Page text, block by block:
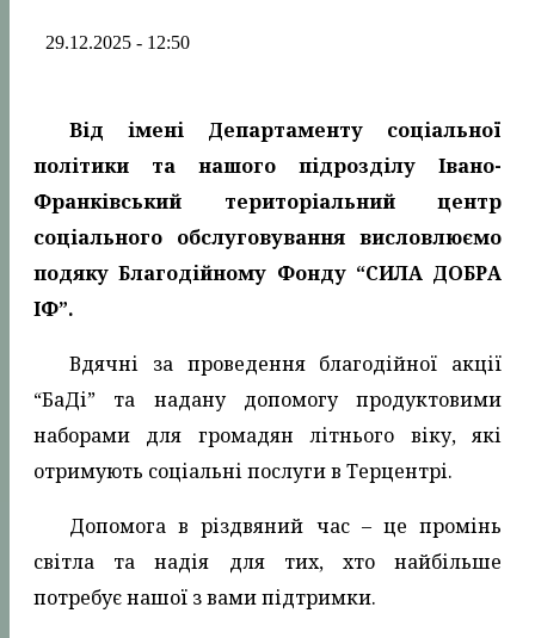
29.12.2025 - 12:50
Від імені Департаменту соціальної
політики та нашого підрозділу Івано-
Франківський територіальний центр
соціального обслуговування висловлюємо
подяку Благодійному Фонду “СИЛА ДОБРА
ІФ”.
Вдячні за проведення благодійної акції
“БаДі” та надану допомогу продуктовими
наборами для громадян літнього віку, які
отримують соціальні послуги в Терцентрі.
Допомога в різдвяний час – це промінь
світла та надія для тих, хто найбільше
потребує нашої з вами підтримки.